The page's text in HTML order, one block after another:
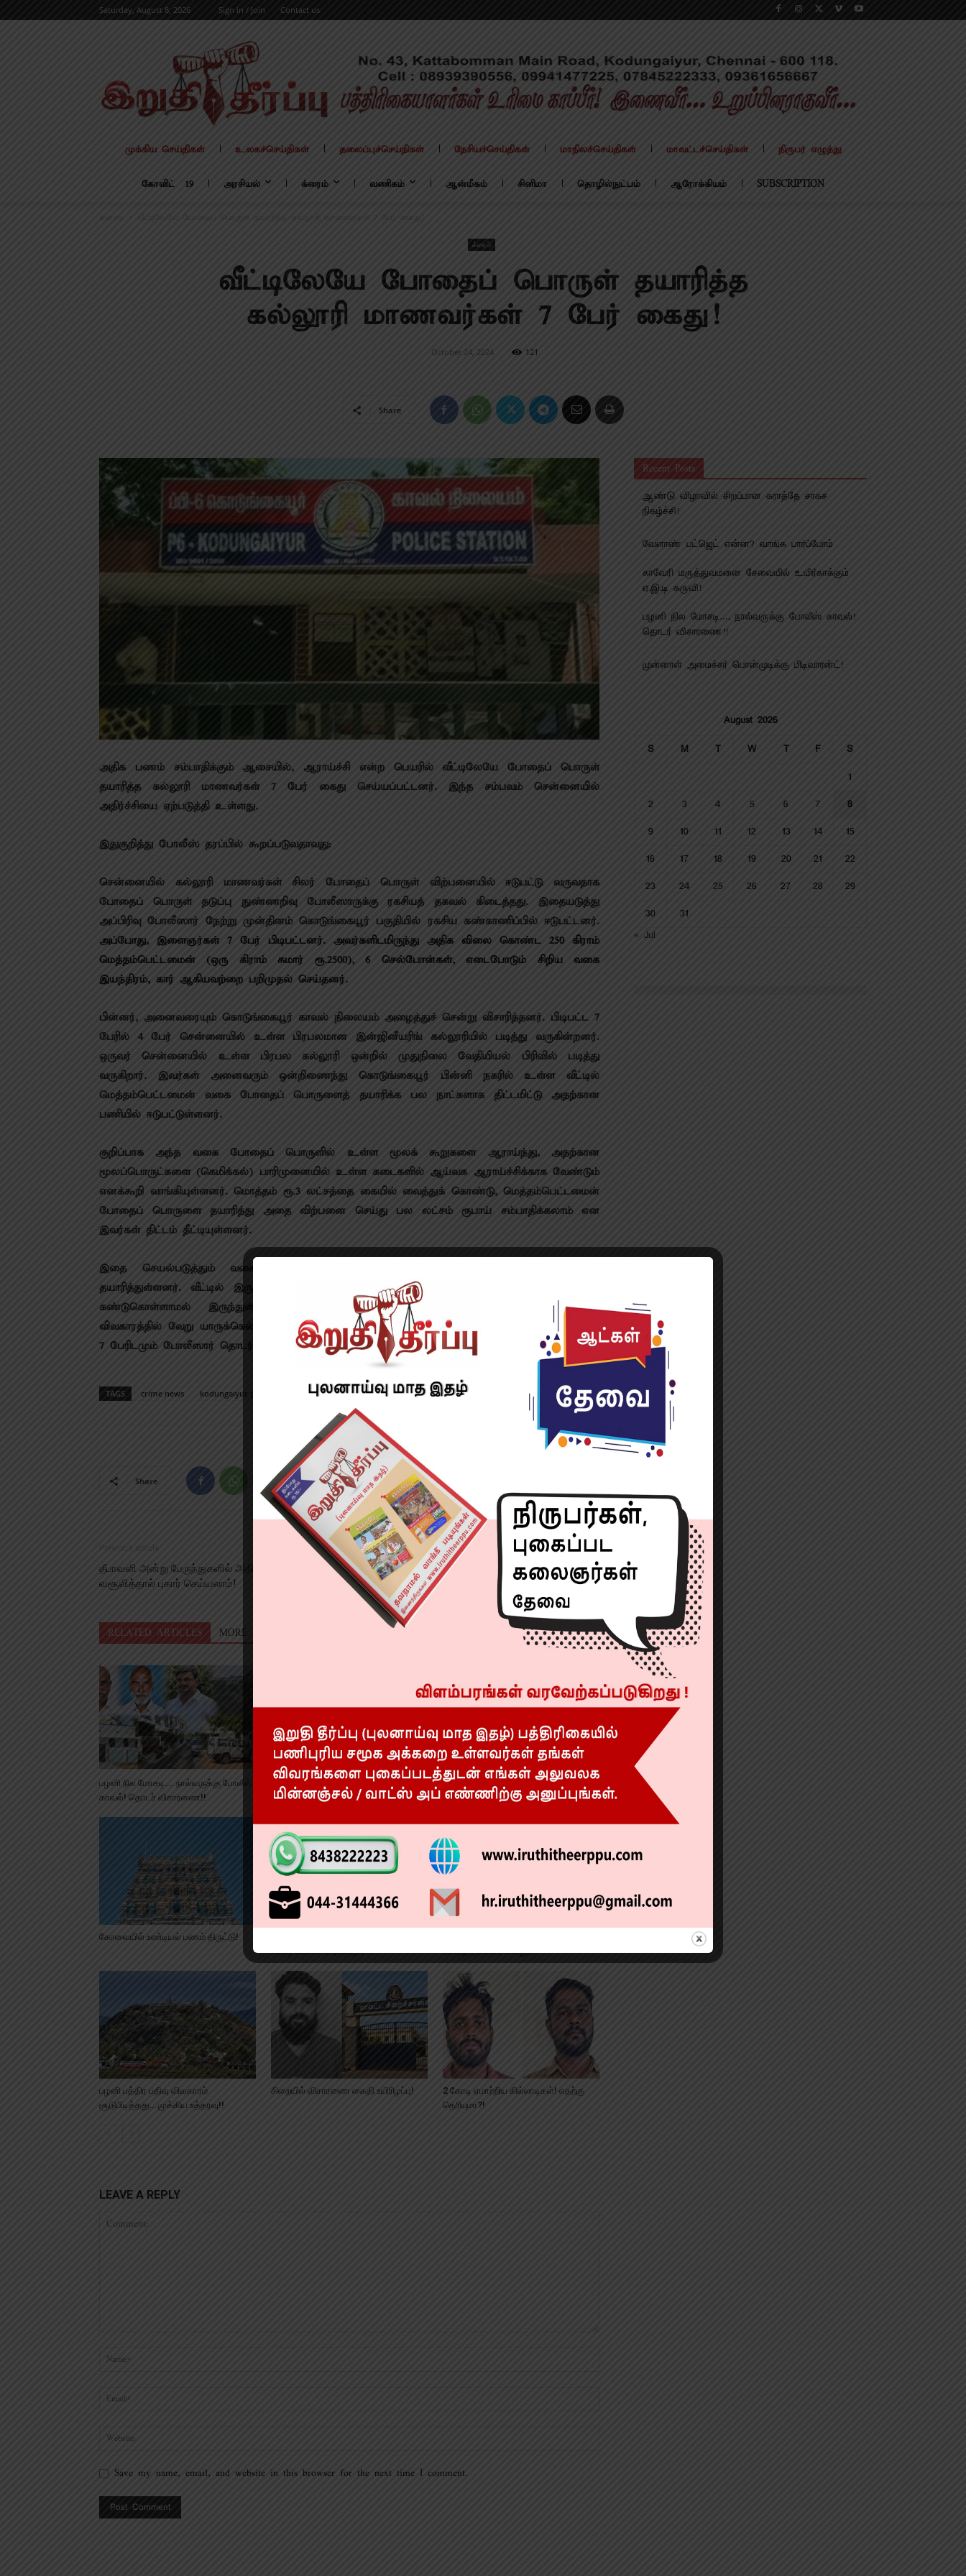
Saturday, August 8, 2026 Sign in / Join Contact us
முக்கிய செய்திகள் உலகச்செய்திகள் தலைப்புச்செய்திகள் தேசியச்செய்திகள் மாநிலச்செய்திகள் மாவட்டச்செய்திகள் நிருபர் எழுத்து
கோவிட் – 19 அரசியல் க்ரைம் வணிகம் ஆன்மீகம் சினிமா தொழில்நுட்பம் ஆரோக்கியம் SUBSCRIPTION
வீட்டிலேயே போதைப் பொருள் தயாரித்த கல்லூரி மாணவர்கள் 7 பேர் கைது!
க்ரைம்
வீட்டிலேயே போதைப் பொருள் தயாரித்த
கல்லூரி மாணவர்கள் 7 பேர் கைது!
October 24, 2024 121
Share
அதிக பணம் சம்பாதிக்கும் ஆசையில், ஆராய்ச்சி என்ற பெயரில் வீட்டிலேயே போதைப் பொருள்
தயாரித்த கல்லூரி மாணவர்கள் 7 பேர் கைது செய்யப்பட்டனர். இந்த சம்பவம் சென்னையில்
அதிர்ச்சியை ஏற்படுத்தி உள்ளது.
இதுகுறித்து போலீஸ் தரப்பில் கூறப்படுவதாவது:
சென்னையில் கல்லூரி மாணவர்கள் சிலர் போதைப் பொருள் விற்பனையில் ஈடுபட்டு வருவதாக
போதைப் பொருள் தடுப்பு நுண்ணறிவு போலீஸாருக்கு ரகசியத் தகவல் கிடைத்தது. இதையடுத்து
அப்பிரிவு போலீஸார் நேற்று முன்தினம் கொடுங்கையூர் பகுதியில் ரகசிய கண்காணிப்பில் ஈடுபட்டனர்.
அப்போது, இளைஞர்கள் 7 பேர் பிடிபட்டனர். அவர்களிடமிருந்து அதிக விலை கொண்ட 250 கிராம்
மெத்தம்பெட்டமைன் (ஒரு கிராம் சுமார் ரூ.2500), 6 செல்போன்கள், எடைபோடும் சிறிய வகை
இயந்திரம், கார் ஆகியவற்றை பறிமுதல் செய்தனர்.
பின்னர், அனைவரையும் கொடுங்கையூர் காவல் நிலையம் அழைத்துச் சென்று விசாரித்தனர். பிடிபட்ட 7
பேரில் 4 பேர் சென்னையில் உள்ள பிரபலமான இன்ஜினீயரிங் கல்லூரியில் படித்து வருகின்றனர்.
ஒருவர் சென்னையில் உள்ள பிரபல கல்லூரி ஒன்றில் முதுநிலை வேதியியல் பிரிவில் படித்து
வருகிறார். இவர்கள் அனைவரும் ஒன்றிணைந்து கொடுங்கையூர் பின்னி நகரில் உள்ள வீட்டில்
மெத்தம்பெட்டமைன் வகை போதைப் பொருளைத் தயாரிக்க பல நாட்களாக திட்டமிட்டு அதற்கான
பணியில் ஈடுபட்டுள்ளனர்.
குறிப்பாக அந்த வகை போதைப் பொருளில் உள்ள மூலக் கூறுகளை ஆராய்ந்து, அதற்கான
மூலப்பொருட்களை (கெமிக்கல்) பாரிமுனையில் உள்ள கடைகளில் ஆய்வக ஆராய்ச்சிக்காக வேண்டும்
எனக்கூறி வாங்கியுள்ளனர். மொத்தம் ரூ.3 லட்சத்தை கையில் வைத்துக் கொண்டு, மெத்தம்பெட்டமைன்
போதைப் பொருளை தயாரித்து அதை விற்பனை செய்து பல லட்சம் ரூபாய் சம்பாதிக்கலாம் என
இவர்கள் திட்டம் தீட்டியுள்ளனர்.
இதை செயல்படுத்தும் வகையில் வீட்டிலேயே ஆய்வகத்தை வைத்து போதைப் பொருளை
தயாரித்துள்ளனர். வீட்டில் இருந்தவர்களும் வேதியியல் மாணவர்கள் ஆராய்ச்சி செய்கிறார்கள் என
கண்டுகொள்ளாமல் இருந்துள்ளனர். இந்த மெத்தம்பெட்டமைன்போதைப் பொருள் தயாரிப்பு
விவகாரத்தில் வேறு யாருக்கெல்லாம் தொடர்பு உள்ளது என கைது செய்யப்பட்ட மாணவர்கள் உட்பட
7 பேரிடமும் போலீஸார் தொடர்ந்து விசாரித்து வருகின்றனர்.
TAGS crime news kodungaiyur police
Share
Previous article
தீபாவளி அன்று பேருந்துகளில் அதிக கட்டணம்
வசூலித்தால் புகார் செய்யலாம்!
Next article
புஷ்பா 2 டிசம்பர் 5 வெளியாகிறது!
RELATED ARTICLES MORE FROM AUTHOR
பழனி நில மோசடி…. நால்வருக்கு போலீஸ்
காவல்! தொடர் விசாரணை!!
கஞ்சா கடத்தி வந்த 5 பேர் கைது!
சவீதா டாக்டர்கள் அலட்சியம்! பறிபோன
மாணவன் உயிர்!
கோவையில் உண்டியல் பணம் திருட்டு!
எப்படி வேலை பார்க்கிறார்?!
மன்றத் தலைவர் கைது!!
பழனி பத்திர பதிவு விவகாரம்
சூடுபிடித்தது… முக்கிய உத்தரவு!!
சிறையில் விசாரணை கைதி உயிரிழப்பு!
2 கோடி ஏமாற்றிய கில்லாடிகள்! எதற்கு
தெரியுமா?!
LEAVE A REPLY
Save my name, email, and website in this browser for the next time I comment.
Recent Posts
ஆண்டு விழாவில் சிறப்பான கராத்தே சாகச
நிகழ்ச்சி!
வேளாண் பட்ஜெட் என்ன? வாங்க பார்ப்போம்
காவேரி மருத்துவமனை சேவையில் உயிர்காக்கும்
ஏ.இ.டி கருவி!
பழனி நில மோசடி…. நால்வருக்கு போலீஸ் காவல்!
தொடர் விசாரணை!!
முன்னாள் அமைச்சர் பொன்முடிக்கு பிடிவாரன்ட்!
August 2026
S M T W T F S
1
2 3 4 5 6 7 8
9 10 11 12 13 14 15
16 17 18 19 20 21 22
23 24 25 26 27 28 29
30
31
« Jul